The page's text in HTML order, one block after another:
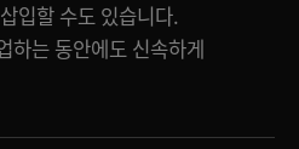
입할 수도 있습니다.
하는 동안에도 신속하게